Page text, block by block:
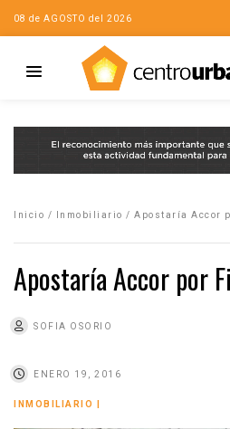
08 de AGOSTO del 2026
Inicio / Inmobiliario / Apostaría Accor
Apostaría Accor por
SOFIA OSORIO
ENERO 19, 2016
INMOBILIARIO